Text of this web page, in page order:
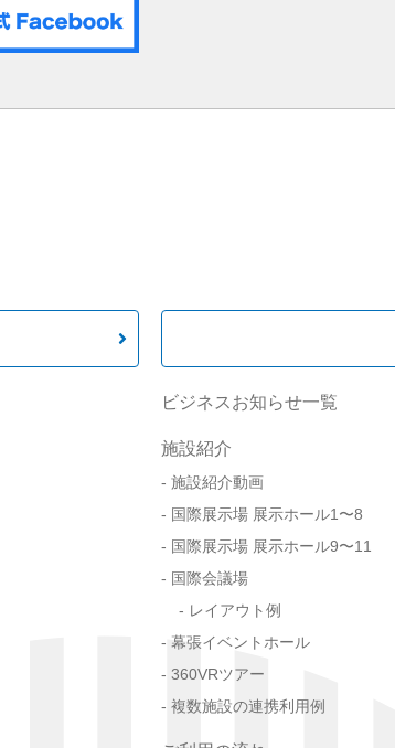
ビジネスお知らせ一覧
施設紹介
施設紹介動画
国際展示場 展示ホール1〜8
国際展示場 展示ホール9〜11
国際会議場
レイアウト例
幕張イベントホール
360VRツアー
複数施設の連携利用例